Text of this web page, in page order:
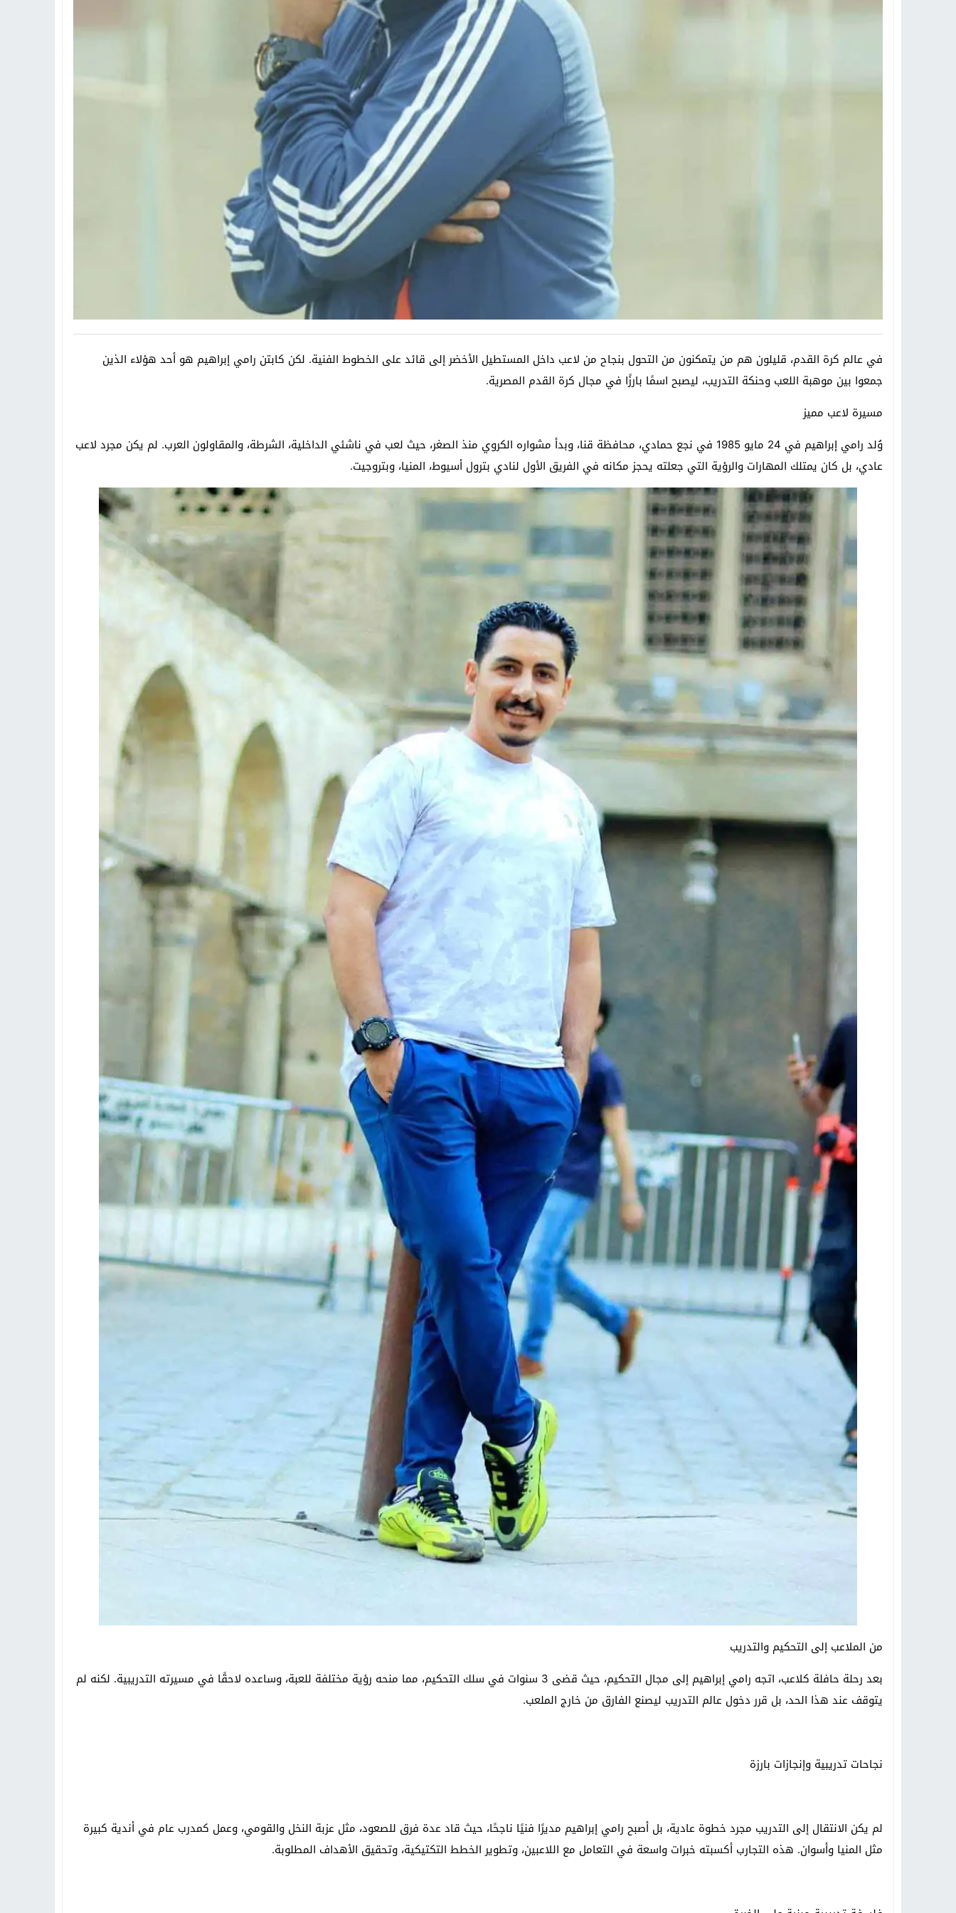
في عالم كرة القدم، قليلون هم من يتمكنون من التحول بنجاح من لاعب داخل المستطيل الأخضر إلى قائد على الخطوط الفنية. لكن كابتن رامي إبراهيم هو أحد هؤلاء الذين
جمعوا بين موهبة اللعب وحنكة التدريب، ليصبح اسمًا بارزًا في مجال كرة القدم المصرية.
مسيرة لاعب مميز
وُلد رامي إبراهيم في 24 مايو 1985 في نجع حمادي، محافظة قنا، وبدأ مشواره الكروي منذ الصغر، حيث لعب في ناشئي الداخلية، الشرطة، والمقاولون العرب. لم يكن مجرد لاعب
عادي، بل كان يمتلك المهارات والرؤية التي جعلته يحجز مكانه في الفريق الأول لنادي بترول أسيوط، المنيا، وبتروجيت.
من الملاعب إلى التحكيم والتدريب
بعد رحلة حافلة كلاعب، اتجه رامي إبراهيم إلى مجال التحكيم، حيث قضى 3 سنوات في سلك التحكيم، مما منحه رؤية مختلفة للعبة، وساعده لاحقًا في مسيرته التدريبية. لكنه لم
يتوقف عند هذا الحد، بل قرر دخول عالم التدريب ليصنع الفارق من خارج الملعب.
نجاحات تدريبية وإنجازات بارزة
لم يكن الانتقال إلى التدريب مجرد خطوة عادية، بل أصبح رامي إبراهيم مديرًا فنيًا ناجحًا، حيث قاد عدة فرق للصعود، مثل عزبة النخل والقومي، وعمل كمدرب عام في أندية كبيرة
مثل المنيا وأسوان. هذه التجارب أكسبته خبرات واسعة في التعامل مع اللاعبين، وتطوير الخطط التكتيكية، وتحقيق الأهداف المطلوبة.